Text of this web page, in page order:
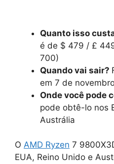
Quanto isso
é de $ 479 / £
700)
Quando vai sair?
em 7 de
Onde você pode
pode obtê-lo nos
Austrália
O AMD Ryzen 7
EUA, Reino Unido e